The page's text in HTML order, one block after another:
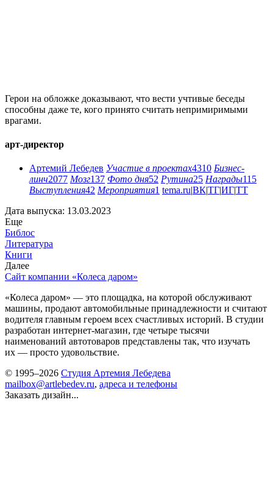
Герои на обложке доказывают, что вести учтивые беседы
способны даже те, кого принято считать непримиримыми
врагами.
арт-директор
Артемий Лебедев Участие в проектах4310 Бизнес-
линч2077 Мозг137 Фото дня52 Рутина25 Награды115
Выступления42 Мероприятия1 tema.ru|ВК|ТГ|ИГ|ТТ
Дата выпуска: 13.03.2023
Еще
Библос
Литература
Книги
Далее
Сайт компании «Колеса даром»
«Колеса даром» — это площадка, на которой обслуживают
машины, продают автомобильные принадлежности и считают
водителя главным героем всех счастливых историй. В студии
разработан интернет-магазин, где четыре тысячи
наименований автотоваров представлены так, что изучать
их — просто удовольствие.
© 1995–2026 Студия Артемия Лебедева
mailbox@artlebedev.ru, адреса и телефоны
Заказать дизайн...